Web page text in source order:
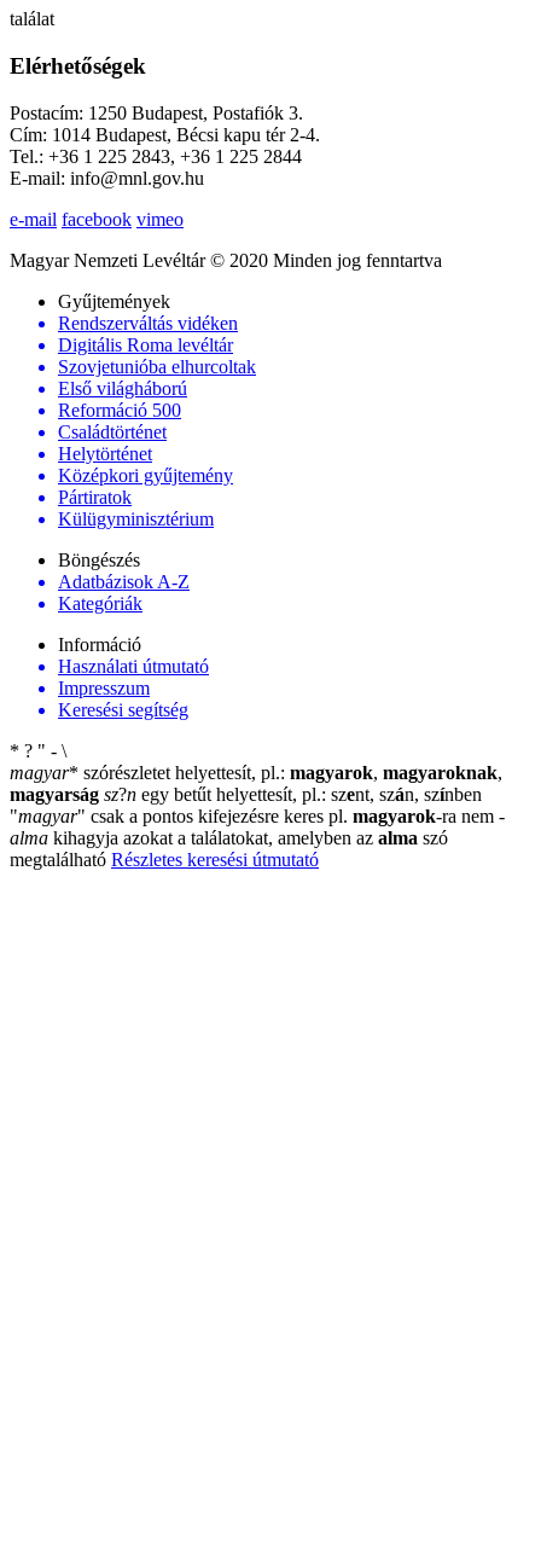
találat
Elérhetőségek
Postacím: 1250 Budapest, Postafiók 3.
Cím: 1014 Budapest, Bécsi kapu tér 2-4.
Tel.: +36 1 225 2843, +36 1 225 2844
E-mail: info@mnl.gov.hu
e-mail facebook vimeo
Magyar Nemzeti Levéltár © 2020 Minden jog fenntartva
Gyűjtemények
Rendszerváltás vidéken
Digitális Roma levéltár
Szovjetunióba elhurcoltak
Első világháború
Reformáció 500
Családtörténet
Helytörténet
Középkori gyűjtemény
Pártiratok
Külügyminisztérium
Böngészés
Adatbázisok A-Z
Kategóriák
Információ
Használati útmutató
Impresszum
Keresési segítség
* ? " - \
magyar* szórészletet helyettesít, pl.: magyarok, magyaroknak,
magyarság sz?n egy betűt helyettesít, pl.: szent, szán, színben
"magyar" csak a pontos kifejezésre keres pl. magyarok-ra nem -
alma kihagyja azokat a találatokat, amelyben az alma szó
megtalálható Részletes keresési útmutató